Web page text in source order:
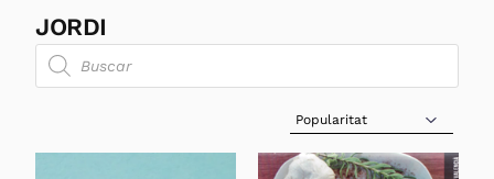
JORDI
Sort Products